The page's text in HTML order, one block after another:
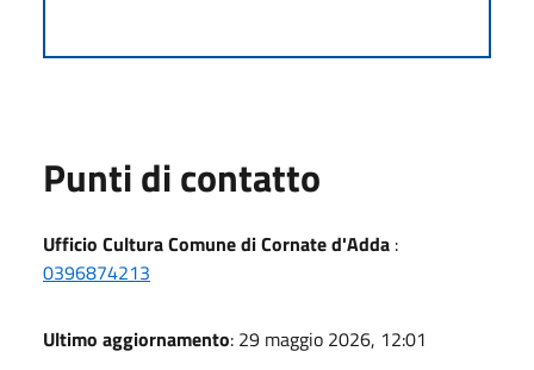
Punti di contatto
Ufficio Cultura Comune di Cornate d'Adda :
0396874213
Ultimo aggiornamento: 29 maggio 2026, 12:01